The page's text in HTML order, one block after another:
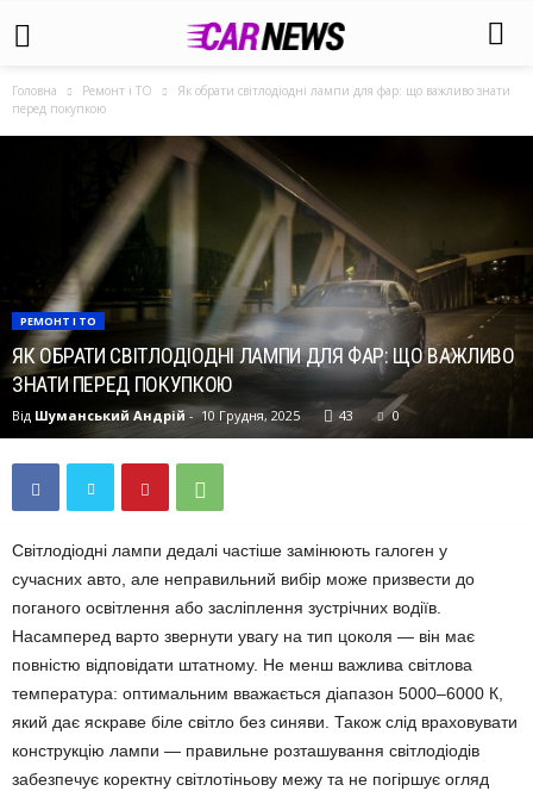
Головна Ремонт і ТО
Як обрати світлодіодні лампи для фар: що важливо знати
перед покупкою
РЕМОНТ І ТО
ЯК ОБРАТИ СВІТЛОДІОДНІ ЛАМПИ ДЛЯ ФАР: ЩО ВАЖЛИВО
ЗНАТИ ПЕРЕД ПОКУПКОЮ
Від Шуманський Андрій- 10 Грудня, 2025 43 0
Світлодіодні лампи дедалі частіше замінюють галоген у
сучасних авто, але неправильний вибір може призвести до
поганого освітлення або засліплення зустрічних водіїв.
Насамперед варто звернути увагу на тип цоколя — він має
повністю відповідати штатному. Не менш важлива світлова
температура: оптимальним вважається діапазон 5000–6000 К,
який дає яскраве біле світло без синяви. Також слід враховувати
конструкцію лампи — правильне розташування світлодіодів
забезпечує коректну світлотіньову межу та не погіршує огляд